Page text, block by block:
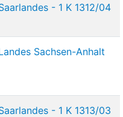
- 1 K 1312/04
Sachsen-Anhalt
- 1 K 1313/03